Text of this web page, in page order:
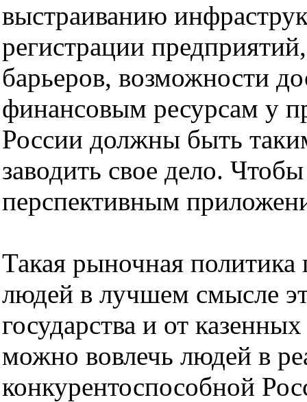
выстраиванию
регистрации
барьеров, возможности
финансовым ресурсам у
России должны быть
заводить свое дело.
перспективным
Такая рыночная
людей в лучшем смысле
государства и от
можно вовлечь людей в
конкурентоспособной